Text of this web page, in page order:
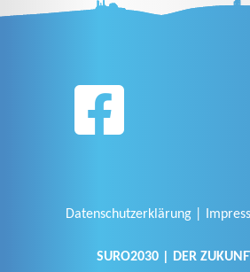
Datenschutzerklärung
SURO2030 | DER